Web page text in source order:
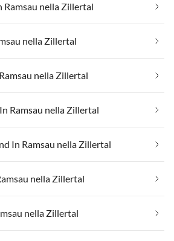
nella Zillertal
nella Zillertal
nella Zillertal
Ramsau nella Zillertal
In Ramsau nella Zillertal
nella Zillertal
nella Zillertal